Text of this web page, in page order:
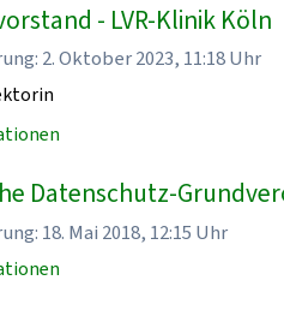
- LVR-Klinik Köln
2. Oktober 2023, 11:18 Uhr
Datenschutz-
18. Mai 2018, 12:15 Uhr